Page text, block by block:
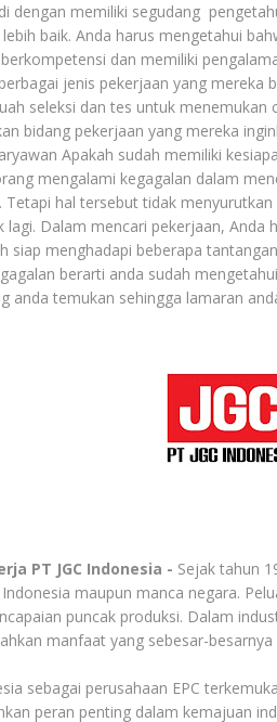
dengan memiliki segudang
baik. Anda harus mengetahui
dan memiliki
jenis pekerjaan yang mereka
seleksi dan tes untuk menemukan
bidang pekerjaan yang mereka
Apakah sudah memiliki
mengalami kegagalan dalam
Tetapi hal tersebut tidak
lagi. Dalam mencari pekerjaan, Anda
siap menghadapi beberapa
berarti anda sudah
anda temukan sehingga lamaran
PT JGC Indonesia - Sejak tahun
maupun manca negara.
puncak produksi. Dalam
manfaat yang sebesar-
sebagai perusahaan EPC
peran penting dalam kemajuan